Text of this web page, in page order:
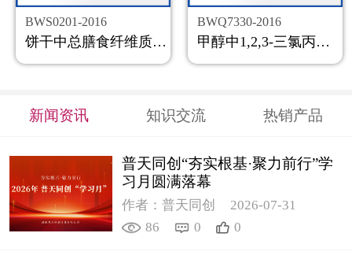
BWS0201-2016
饼干中总膳食纤维质控样品
BWQ7330-2016
甲醇中1,2,3-三氯丙烷溶液标准物质
新闻资讯 知识交流 热销产品
普天同创“夯实根基·聚力前行”学
习月圆满落幕
作者：普天同创
2026-07-31
86
0 0